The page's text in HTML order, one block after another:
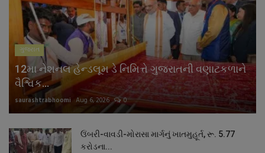
નાણાંકીય સમાચાર
સ્થાનિક સમાચાર
સ્પોર્ટ્સ
રાશિફળ
ગુનાખોરી
ગુજરાત
12મા નેશનલ હેન્ડલૂમ ડે નિમિત્તે ગુજરાતની વણાટકળાને
વૈશ્વિક...
saurashtrabhoomi Aug 6, 2026 0
ઉંબરી-વાવડી-મોરાસા માર્ગનું ખાતમુહૂર્ત, રૂ. 5.77
કરોડના...